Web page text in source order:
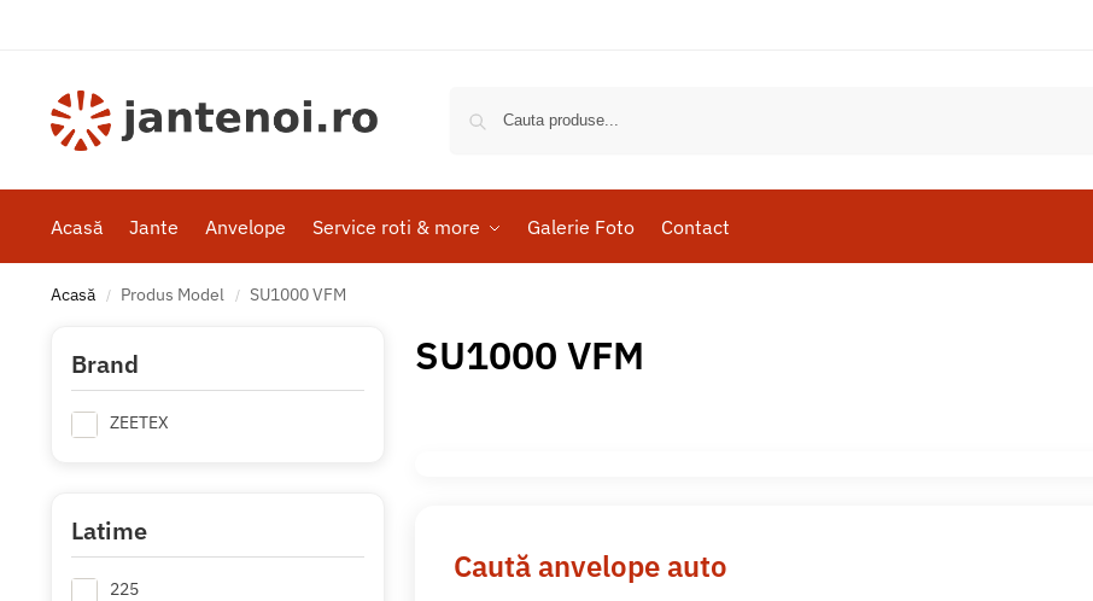
Acasă Jante Anvelope Service roti & more Galerie Foto Contact
Acasă / Produs Model / SU1000 VFM
SU1000 VFM
Caută anvelope auto
Brand
ZEETEX
Latime
225